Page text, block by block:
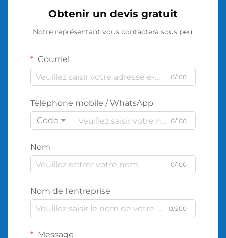
Obtenir un devis gratuit
Notre représentant vous contactera sous peu.
Courriel
0/100
Téléphone mobile / WhatsApp
Code
0/100
Nom
0/100
Nom de l'entreprise
0/200
Message